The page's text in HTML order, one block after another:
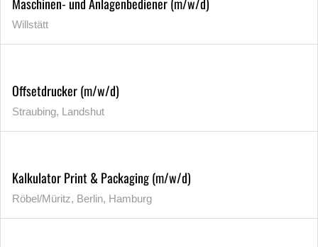
Willstätt
Offsetdrucker (m/w/d)
Straubing, Landshut
Kalkulator Print & Packaging (m/w/d)
Röbel/Müritz, Berlin, Hamburg